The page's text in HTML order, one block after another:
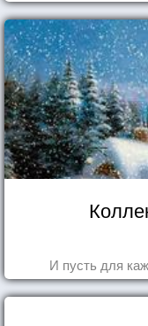
И пусть для